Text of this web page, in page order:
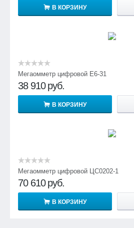
В КОРЗИНУ
Мегаомметр цифровой Е6-31
38 910 руб.
В КОРЗИНУ
Мегаомметр цифровой ЦС0202-1
70 610 руб.
В КОРЗИНУ